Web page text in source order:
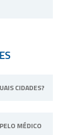
CIDADES?
MÉDICO